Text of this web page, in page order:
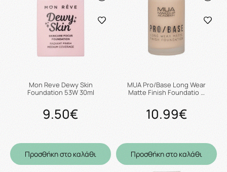
Mon Reve Dewy Skin
Foundation 53W 30ml
9.50€
Προσθήκη στο καλάθι
MUA Pro/Base Long Wear
Matte Finish Foundatio …
10.99€
Προσθήκη στο καλάθι